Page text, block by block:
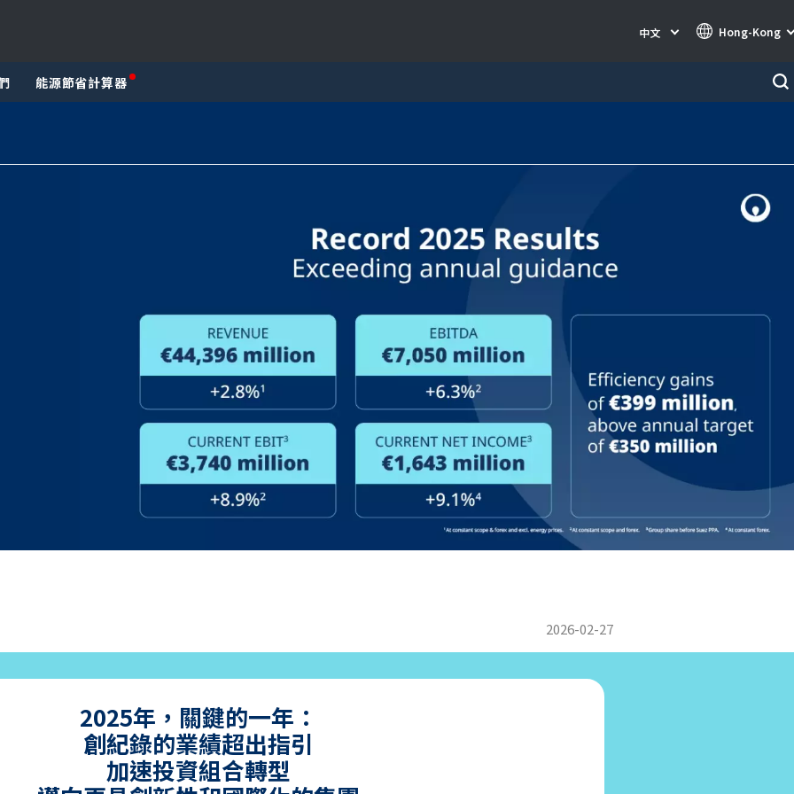
中文 Hong-Kong
AUSTRALIA AND NEW ZEALAND
INDUSTRIES GLOBAL SOLUTIONS
NUCLEAR SOLUTIONS
OFIS
SEURECA
WATER TECHNOLOGIES
能源節省計算器
2026-02-27
2025年，關鍵的一年：
創紀錄的業績超出指引
加速投資組合轉型